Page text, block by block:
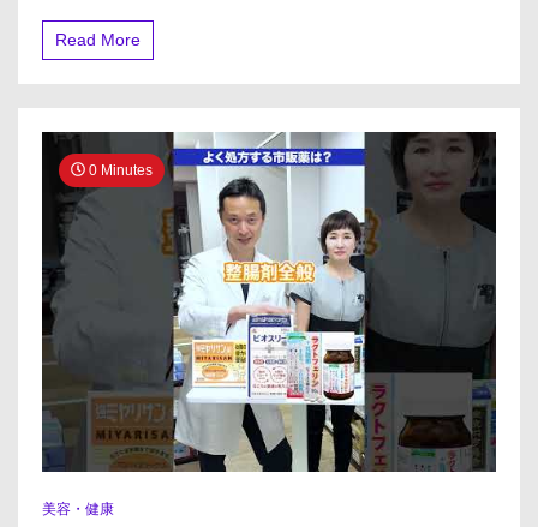
秘
薬
介！
#
市
薬
#
便
秘
#
便
秘
薬
Read More
0 Minutes
美容・健康